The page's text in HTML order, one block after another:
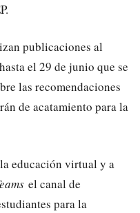
publicaciones al
el 29 de junio que se
las recomendaciones
de acatamiento para la
educación virtual y a
el canal de
para la